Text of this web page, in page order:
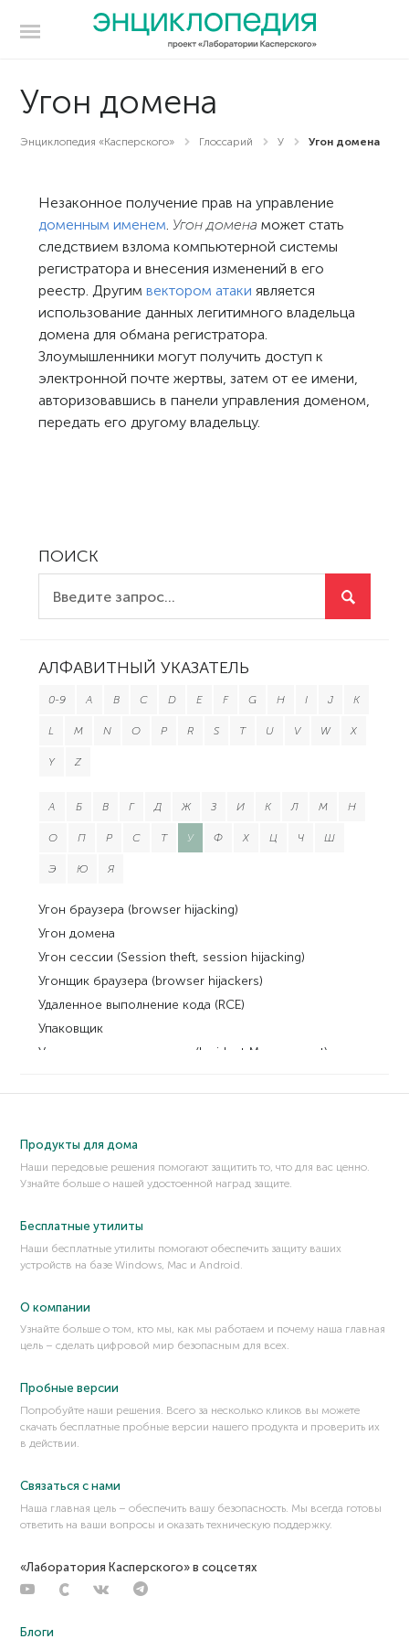
Угон домена
Энциклопедия «Касперского» Глоссарий У Угон домена
Незаконное получение прав на управление
доменным именем.Угон домена может стать
следствием взлома компьютерной системы
регистратора и внесения изменений в его
реестр. Другимвектором атаки является
использование данных легитимного владельца
домена для обмана регистратора.
Злоумышленники могут получить доступ к
электронной почте жертвы, затем от ее имени,
авторизовавшись в панели управления доменом,
передать его другому владельцу.
ПОИСК
АЛФАВИТНЫЙ УКАЗАТЕЛЬ
0-9 A B C D E F G H I J K
L M N O P R S T U V W X
Y Z
А Б В Г Д Ж З И К Л М Н
О П Р С Т У Ф Х Ц Ч Ш
Э Ю Я
Угон браузера (browser hijacking)
Угон домена
Угон сессии (Session theft, session hijacking)
Угонщик браузера (browser hijackers)
Удаленное выполнение кода (RCE)
Упаковщик
Управление инцидентами (Incident Management)
Уязвимость
Продукты для дома
Наши передовые решения помогают защитить то, что для вас ценно.
Узнайте больше о нашей удостоенной наград защите.
Бесплатные утилиты
Наши бесплатные утилиты помогают обеспечить защиту ваших
устройств на базе Windows, Mac и Android.
О компании
Узнайте больше о том, кто мы, как мы работаем и почему наша главная
цель – сделать цифровой мир безопасным для всех.
Пробные версии
Попробуйте наши решения. Всего за несколько кликов вы можете
скачать бесплатные пробные версии нашего продукта и проверить их
в действии.
Связаться с нами
Наша главная цель – обеспечить вашу безопасность. Мы всегда готовы
ответить на ваши вопросы и оказать техническую поддержку.
«Лаборатория Касперского» в соцсетях
Блоги